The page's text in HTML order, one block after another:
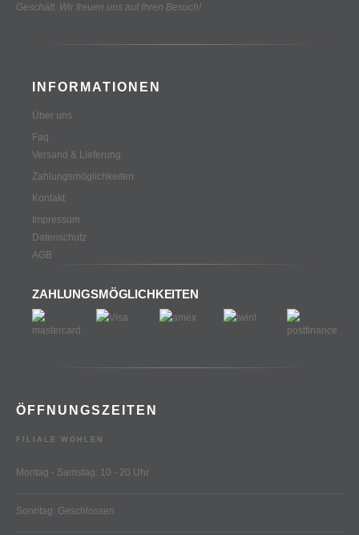
Geschäft. Wir freuen uns auf Ihren Besuch!
INFORMATIONEN
Über uns
Faq
Versand & Lieferung
Zahlungsmöglichkeiten
Kontakt
Impressum
Datenschutz
AGB
ZAHLUNGSMÖGLICHKEITEN
ÖFFNUNGSZEITEN
FILIALE WOHLEN
Montag - Samstag: 10 - 20 Uhr
Sonntag: Geschlossen